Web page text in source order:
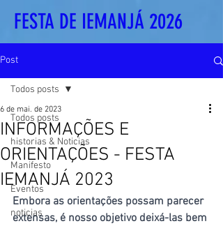
FESTA DE IEMANJÁ 2026
Post
Todos posts
historias & Noticias
Manifesto
Eventos
noticias
Todos posts
INFORMAÇÕES E
ORIENTAÇÕES - FESTA
IEMANJÁ 2023
6 de mai. de 2023
Embora as orientações possam parecer
extensas, é nosso objetivo deixá-las bem